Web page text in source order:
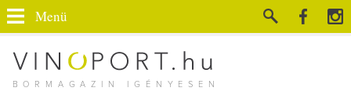
BORMAGAZIN IGÉNYESEN
Menü